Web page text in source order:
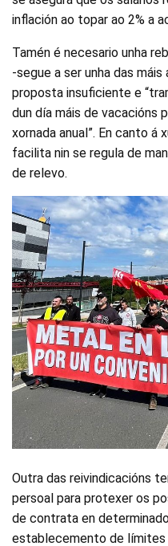
inflación ao topar ao 2% a
Tamén é necesario unha
-segue a ser unha das
proposta insuficiente e
dun día máis de vacacións
xornada anual”. En canto á
facilita nin se regula de
de relevo.
Outra das reivindicacións
persoal para protexer os
de contrata en
establecemento de límites